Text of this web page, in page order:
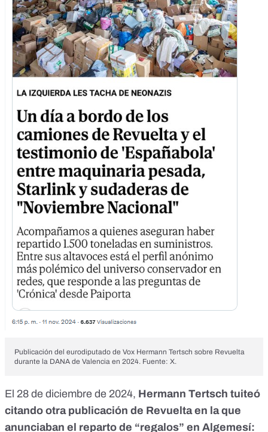
Publicación del eurodiputado de Vox Hermann Tertsch sobre Revuelta
durante la DANA de Valencia en 2024. Fuente: X.
El 28 de diciembre de 2024, Hermann Tertsch tuiteó
citando otra publicación de Revuelta en la que
anunciaban el reparto de “regalos” en Algemesí: